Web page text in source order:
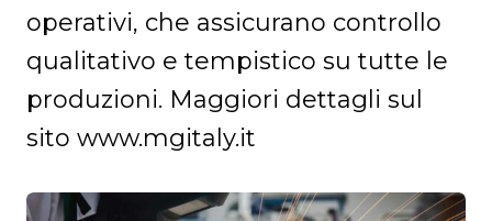
operativi, che assicurano controllo
qualitativo e tempistico su tutte le
produzioni. Maggiori dettagli sul
sito www.mgitaly.it